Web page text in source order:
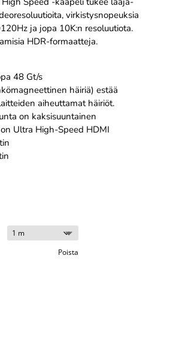
virkistysnopeuksia
ja jopa 10K:n resoluutiota.
HDR-formaatteja.
48 Gt/s
häiriä) estää
aiheuttamat häiriöt.
on kaksisuuntainen
Ultra High-Speed HDMI
Poista